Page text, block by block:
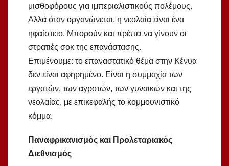
μισθοφόρους για ιμπεριαλιστικούς πολέμους.
Αλλά όταν οργανώνεται, η νεολαία είναι ένα
ηφαίστειο. Μπορούν και πρέπει να γίνουν οι
στρατιές σοκ της επανάστασης.
Επιμένουμε: το επαναστατικό θέμα στην Κένυα
δεν είναι αφηρημένο. Είναι η συμμαχία των
εργατών, των αγροτών, των γυναικών και της
νεολαίας, με επικεφαλής το κομμουνιστικό
κόμμα.
Παναφρικανισμός και Προλεταριακός
Διεθνισμός